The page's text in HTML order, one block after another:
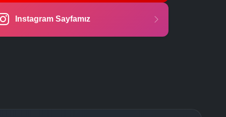
Instagram Sayfamız